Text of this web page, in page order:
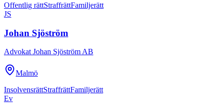
Offentlig rättStraffrättFamiljerätt
JS
Johan Sjöström
Advokat Johan Sjöström AB
Malmö
InsolvensrättStraffrättFamiljerätt
Ev